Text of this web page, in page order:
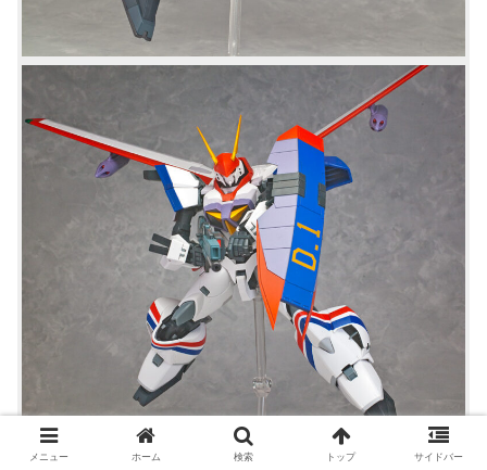
メニュー ホーム 検索 トップ サイドバー